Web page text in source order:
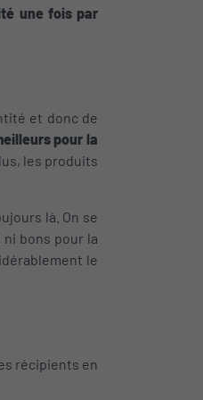
une fois par
et donc de
pour la
les produits
là. On se
bons pour la
le
récipients en